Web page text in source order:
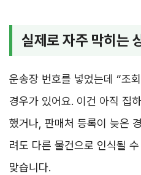
실제로 자주 막히는
운송장 번호를 넣었는데 “조
경우가 있어요. 이건 아직 집
했거나, 판매처 등록이 늦은
려도 다른 물건으로 인식될
맞습니다.